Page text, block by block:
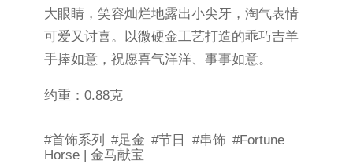
大眼睛，笑容灿烂地露出小尖牙，淘气表情
可爱又讨喜。以微硬金工艺打造的乖巧吉羊
手捧如意，祝愿喜气洋洋、事事如意。
约重：0.88克
#首饰系列 #足金 #节日 #串饰 #Fortune
Horse | 金马献宝